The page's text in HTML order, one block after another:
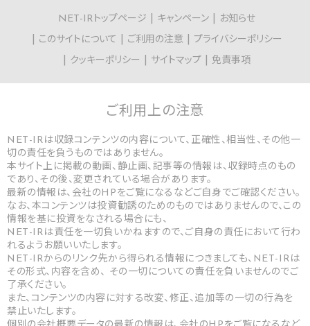
NET-IRトップページ キャンペーン
お知らせ
このサイトについて
ご利用の注意
プライバシーポリシー
クッキーポリシー
サイトマップ 免責事項
ご利用上の注意
NET-IRは収録コンテンツの内容について、正確性、相当性、その他一
切の責任を負うものではありません。
本サイト上に掲載の動画、静止画、記事等の情報は、収録時点のもの
であり、その後、変更されている場合があります。
最新の情報は、会社のHPをご覧になるなどご自身でご確認ください。
なお、本コンテンツは投資勧誘のためのものではありませんので、この
情報を基に投資をなされる場合にも、
NET-IRは責任を一切負いかねますので、ご自身の責任において行わ
れるようお願いいたします。
NET-IRからのリンク先から得られる情報につきましても、NET-IRは
その形式、内容を含め、 その一切についての責任を負いませんのでご
了承ください。
また、コンテンツの内容に対する改変、修正、追加等の一切の行為を
禁止いたします。